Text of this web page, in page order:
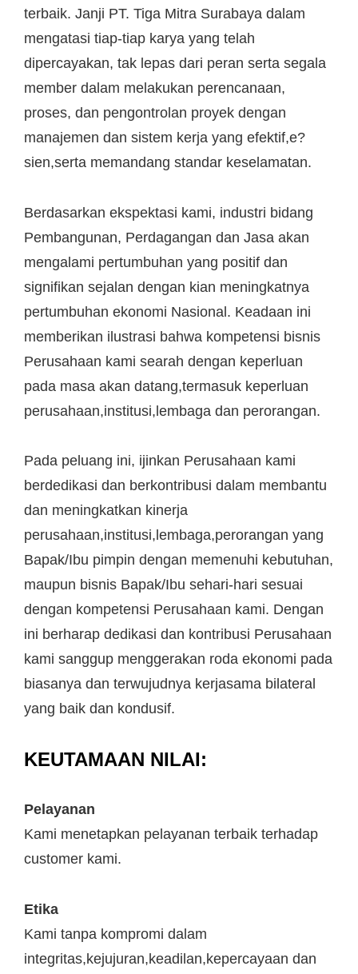
terbaik. Janji PT. Tiga Mitra Surabaya dalam
mengatasi tiap-tiap karya yang telah
dipercayakan, tak lepas dari peran serta segala
member dalam melakukan perencanaan,
proses, dan pengontrolan proyek dengan
manajemen dan sistem kerja yang efektif,e?
sien,serta memandang standar keselamatan.
Berdasarkan ekspektasi kami, industri bidang
Pembangunan, Perdagangan dan Jasa akan
mengalami pertumbuhan yang positif dan
signifikan sejalan dengan kian meningkatnya
pertumbuhan ekonomi Nasional. Keadaan ini
memberikan ilustrasi bahwa kompetensi bisnis
Perusahaan kami searah dengan keperluan
pada masa akan datang,termasuk keperluan
perusahaan,institusi,lembaga dan perorangan.
Pada peluang ini, ijinkan Perusahaan kami
berdedikasi dan berkontribusi dalam membantu
dan meningkatkan kinerja
perusahaan,institusi,lembaga,perorangan yang
Bapak/Ibu pimpin dengan memenuhi kebutuhan,
maupun bisnis Bapak/Ibu sehari-hari sesuai
dengan kompetensi Perusahaan kami. Dengan
ini berharap dedikasi dan kontribusi Perusahaan
kami sanggup menggerakan roda ekonomi pada
biasanya dan terwujudnya kerjasama bilateral
yang baik dan kondusif.
KEUTAMAAN NILAI:
Pelayanan
Kami menetapkan pelayanan terbaik terhadap
customer kami.
Etika
Kami tanpa kompromi dalam
integritas,kejujuran,keadilan,kepercayaan dan